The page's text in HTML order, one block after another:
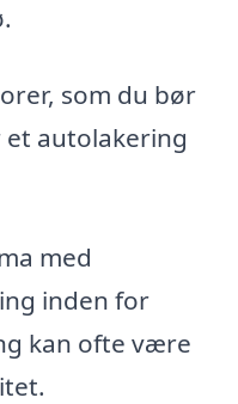
som du bør
autolakering
med
inden for
kan ofte være